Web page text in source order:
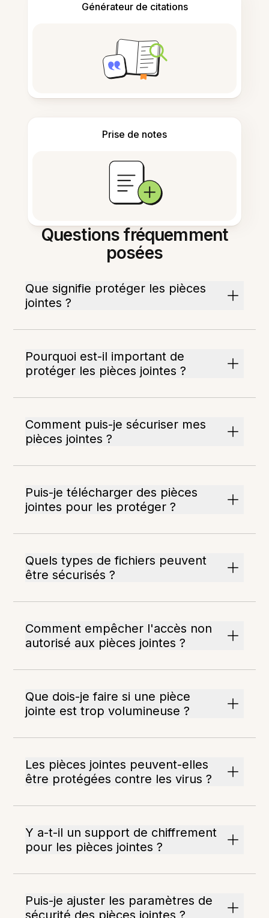
Générateur de citations
Prise de notes
Questions fréquemment
posées
Que signifie protéger les pièces
jointes ?
Pourquoi est-il important de
protéger les pièces jointes ?
Comment puis-je sécuriser mes
pièces jointes ?
Puis-je télécharger des pièces
jointes pour les protéger ?
Quels types de fichiers peuvent
être sécurisés ?
Comment empêcher l'accès non
autorisé aux pièces jointes ?
Que dois-je faire si une pièce
jointe est trop volumineuse ?
Les pièces jointes peuvent-elles
être protégées contre les virus ?
Y a-t-il un support de chiffrement
pour les pièces jointes ?
Puis-je ajuster les paramètres de
sécurité des pièces jointes ?